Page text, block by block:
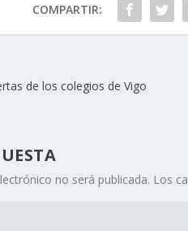
COMPARTIR:
de los colegios de Vigo
no será publicada. Los